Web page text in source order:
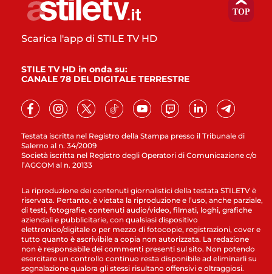
Testata iscritta nel Registro della Stampa presso il Tribunale di
Salerno al n. 34/2009
Società iscritta nel Registro degli Operatori di Comunicazione c/o
l’AGCOM al n. 20133
Scarica l'app di STILE TV HD
STILE TV HD in onda su:
CANALE 78 DEL DIGITALE TERRESTRE
La riproduzione dei contenuti giornalistici della testata STILETV è
riservata. Pertanto, è vietata la riproduzione e l’uso, anche parziale,
di testi, fotografie, contenuti audio/video, filmati, loghi, grafiche
aziendali e pubblicitarie, con qualsiasi dispositivo
elettronico/digitale o per mezzo di fotocopie, registrazioni, cover e
tutto quanto è ascrivibile a copia non autorizzata. La redazione
non è responsabile dei commenti presenti sul sito. Non potendo
esercitare un controllo continuo resta disponibile ad eliminarli su
segnalazione qualora gli stessi risultano offensivi e oltraggiosi.